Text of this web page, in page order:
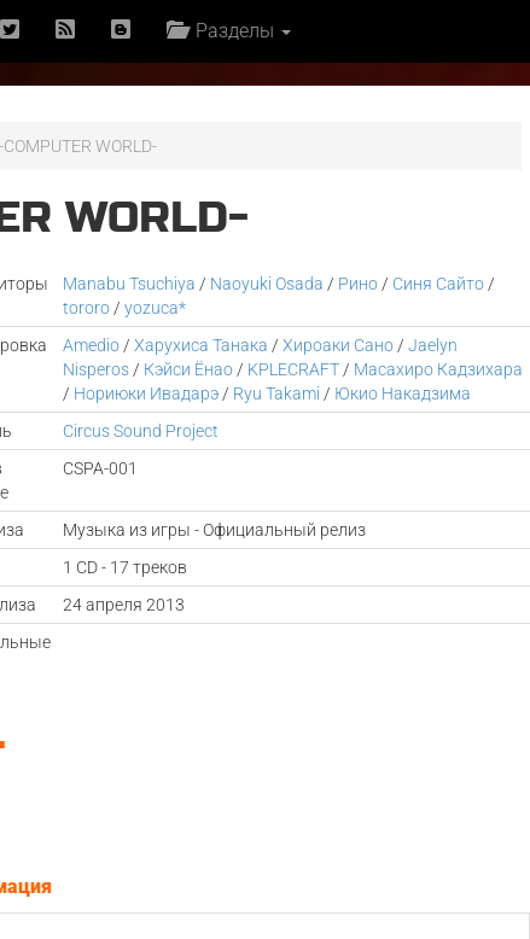
Разделы
COMPUTER WORLD-
WORLD-
Manabu Tsuchiya / Naoyuki Osada / Рино/ Синя Сайто/
tororo/ yozuca*
Amedio/ Харухиса Танака / Хироаки Сано/ Jaelyn
Nisperos/ Кэйси Ёнао/ KPLECRAFT/ Масахиро Кадзихара
/ Нориюки Ивадарэ/ Ryu Takami / Юкио Накадзима
Circus Sound Project
CSPA-001
Музыка из игры - Официальный релиз
1 CD - 17 треков
24 апреля 2013